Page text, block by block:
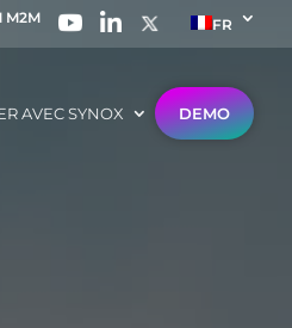
M2M FR
AVEC SYNOX DEMO